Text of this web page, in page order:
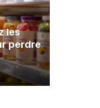
les
perdre